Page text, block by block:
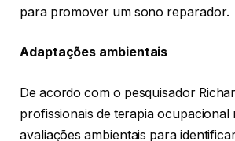
para promover um sono reparador.
Adaptações ambientais
De acordo com o pesquisador
profissionais de terapia ocupacional
avaliações ambientais para